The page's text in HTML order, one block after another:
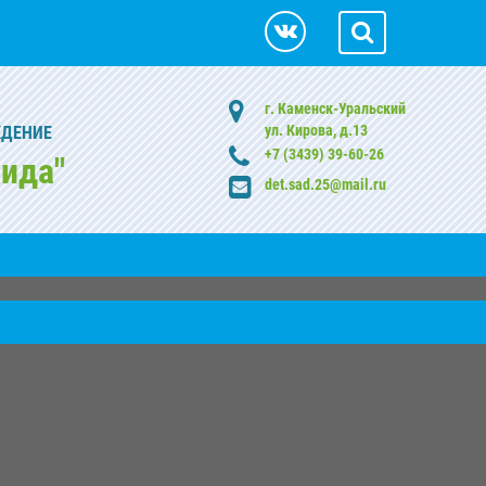
г. Каменск-Уральский
ул. Кирова, д.13
+7 (3439) 39-60-26
det.sad.25@mail.ru